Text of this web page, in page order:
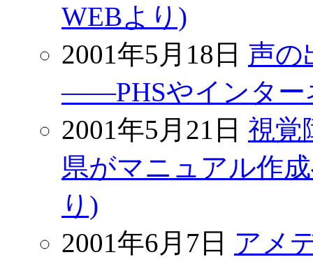
WEBより)
2001年5月18日 声の
――PHSやインター
2001年5月21日 視覚
県がマニュアル作
り)
2001年6月7日 アメ